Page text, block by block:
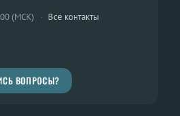
(МСК) · Все контакты
ВОПРОСЫ?